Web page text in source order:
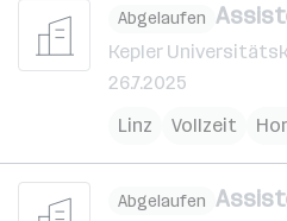
Abgelaufen
Kepler
26.7.2025
Linz
Vollzeit
Abgelaufen